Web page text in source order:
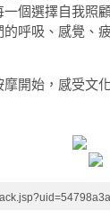
個選擇自我照
呼吸、感覺、
開始，感受文